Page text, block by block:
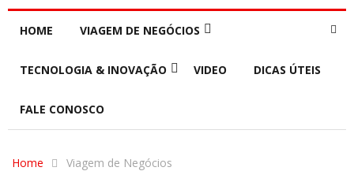
HOME VIAGEM DE NEGÓCIOS
TECNOLOGIA & INOVAÇÃO VIDEO DICAS ÚTEIS
FALE CONOSCO
Home Viagem de Negócios